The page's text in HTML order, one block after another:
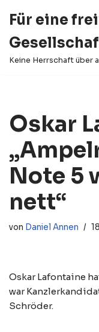
Inhalt
springen
Für eine
Keine Herrschaft über
Oskar
Note 5
nett“
von Daniel Annen
Oskar Lafontaine
war
Schröder.